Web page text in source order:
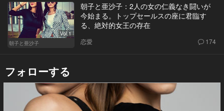
Vol.1
朝子と亜沙子
朝子と亜沙子：2人の女の仁義なき闘いが
今始まる。トップセールスの座に君臨す
る、絶対的女王の存在
恋愛 174
フォローする